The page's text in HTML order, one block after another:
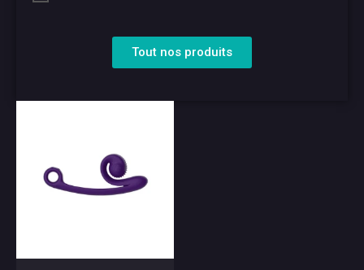
Tout nos produits